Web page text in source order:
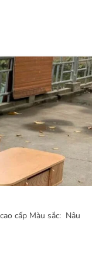
cấp Màu sắc: Nâu